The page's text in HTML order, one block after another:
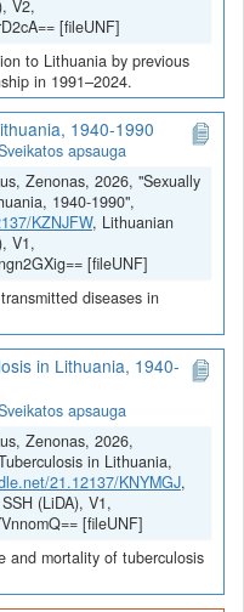
V2,
[fileUNF]
to Lithuania by previous
in 1991–2024.
1940-1990
apsauga
Zenonas, 2026, "Sexually
1940-1990",
KZNJFW, Lithuanian
V1,
[fileUNF]
diseases in
in Lithuania, 1940-
apsauga
Zenonas, 2026,
in Lithuania,
21.12137/KNYMGJ,
(LiDA), V1,
[fileUNF]
and mortality of tuberculosis